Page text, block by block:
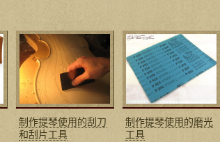
制作提琴使用的刮刀
和刮片工具
制作提琴使用的磨光
工具